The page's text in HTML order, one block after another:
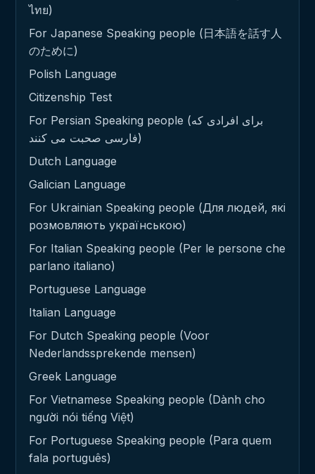
ไทย)
For Japanese Speaking people (日本語を話す人
のために)
Polish Language
Citizenship Test
For Persian Speaking people (برای افرادی که
فارسی صحبت می کنند)
Dutch Language
Galician Language
For Ukrainian Speaking people (Для людей, які
розмовляють українською)
For Italian Speaking people (Per le persone che
parlano italiano)
Portuguese Language
Italian Language
For Dutch Speaking people (Voor
Nederlandssprekende mensen)
Greek Language
For Vietnamese Speaking people (Dành cho
người nói tiếng Việt)
For Portuguese Speaking people (Para quem
fala português)